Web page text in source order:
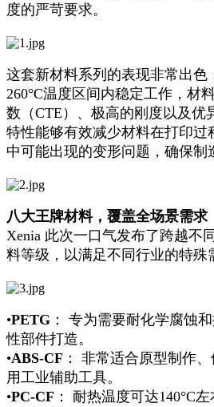
度的严苛要求。
这套新材料系列的表现非常出色
260°C温度区间内稳定工作，材
数（CTE）、极高的刚度以及优
特性能够有效减少材料在打印过
中可能出现的变形问题，确保制
八大王牌材料，覆盖全场景需求
Xenia 此次一口气发布了跨越不
料等级，以满足不同行业的特殊
•PETG ： 专为需要耐化学腐蚀
性部件打造。
•ABS-CF ： 非常适合原型制作
用工业辅助工具。
•PC-CF ： 耐热温度可达140°C